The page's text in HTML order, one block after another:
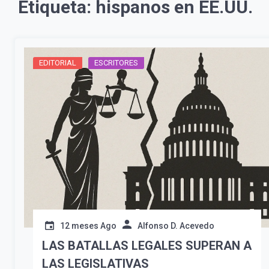
Etiqueta: hispanos en EE.UU.
EDITORIAL ESCRITORES
12 meses Ago Alfonso D. Acevedo
LAS BATALLAS LEGALES SUPERAN A
LAS LEGISLATIVAS